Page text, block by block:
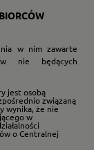
w nim zawarte
nie będących
jest osobą
związaną
wynika, że nie
w
o Centralnej